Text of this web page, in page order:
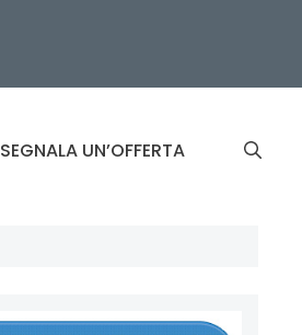
SEGNALA UN’OFFERTA